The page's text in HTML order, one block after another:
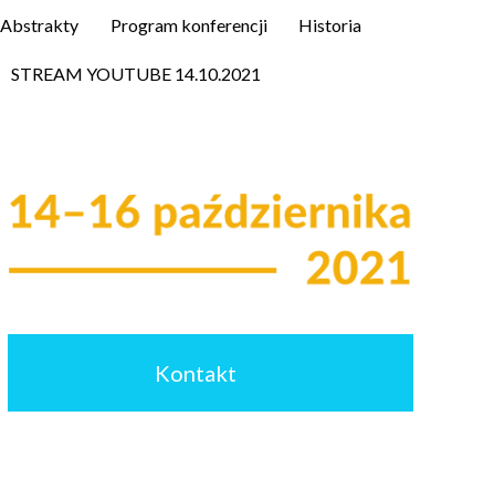
Abstrakty Program konferencji Historia
STREAM YOUTUBE 14.10.2021
Kontakt